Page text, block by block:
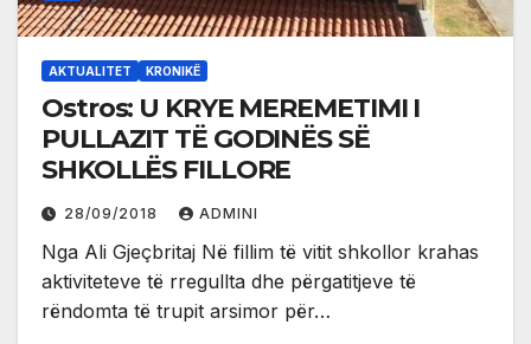
AKTUALITET KRONIKË
Ostros: U KRYE MEREMETIMI I
PULLAZIT TË GODINËS SË
SHKOLLËS FILLORE
28/09/2018 ADMINI
Nga Ali Gjeçbritaj Në fillim të vitit shkollor krahas
aktiviteteve të rregullta dhe përgatitjeve të
rëndomta të trupit arsimor për…